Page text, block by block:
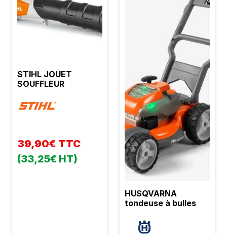
STIHL JOUET
SOUFFLEUR
39,90€ TTC
(33,25€ HT)
HUSQVARNA
tondeuse à bulles